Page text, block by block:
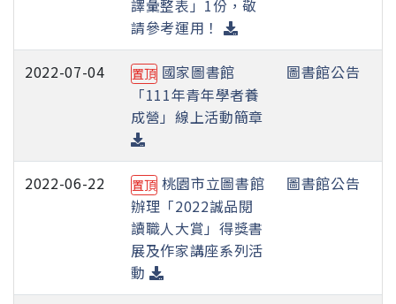
譯彙整表」1份，敬
請參考運用！
2022-07-04 置頂 國家圖書館
「111年青年學者養
成營」線上活動簡章
圖書館公告
2022-06-22 置頂 桃園市立圖書館
辦理「2022誠品閱
讀職人大賞」得獎書
展及作家講座系列活
動
圖書館公告